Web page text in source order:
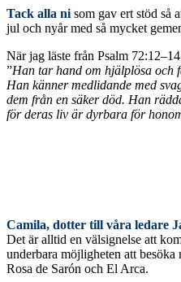
Tack alla ni som gav ert stöd så
jul och nyår med så mycket
När jag läste från Psalm
”Han tar hand om hjälplösa och
Han känner medlidande med
dem från en säker död. Han
för deras liv är dyrbara för
Camila, dotter till våra ledare
Det är alltid en välsignelse att
underbara möjligheten att
Rosa de Sarón och El Arca.